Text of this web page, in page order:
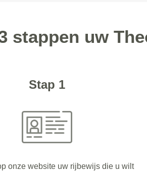
stappen uw
Stap 1
onze website uw rijbewijs die u wilt